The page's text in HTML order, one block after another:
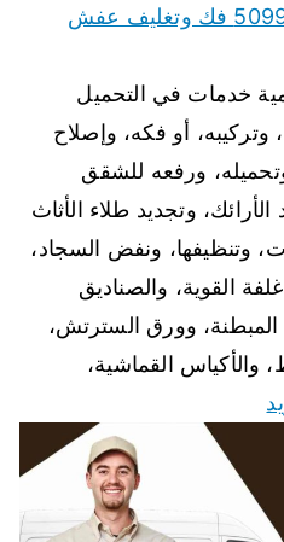
نقل عفش السالمية 50993766 فك وتغليف عفش
خدمات في التحميل
وتركيبه، أو فكه، وإصلاح
ورفعه للشقق
الأرائك، وتجديد طلاء الأثاث
وتنظيفها، ونفض السجاد،
القوية، والصناديق
المبطنة، وورق السترتش،
والأكياس القماشية،